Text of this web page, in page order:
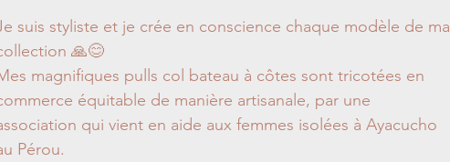
suis styliste et je crée en conscience chaque modèle de ma
🙏😊
magnifiques pulls col bateau à côtes sont tricotées en
équitable de manière artisanale, par une
qui vient en aide aux femmes isolées à Ayacucho
Pérou.